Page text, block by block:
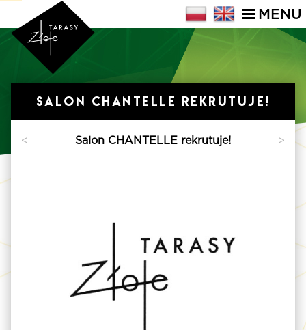
MENU
Salon CHANTELLE rekrutuje!
< Salon CHANTELLE rekrutuje! >